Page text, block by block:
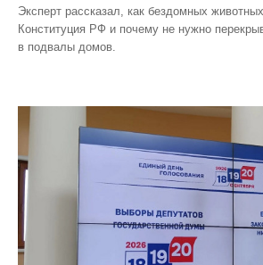
Эксперт рассказал, как бездомных
Конституция РФ и почему не нужно
в подвалы домов.